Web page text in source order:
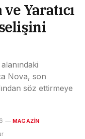
Yaratıcı
Nova, son
söz ettirmeye
MAGAZIN